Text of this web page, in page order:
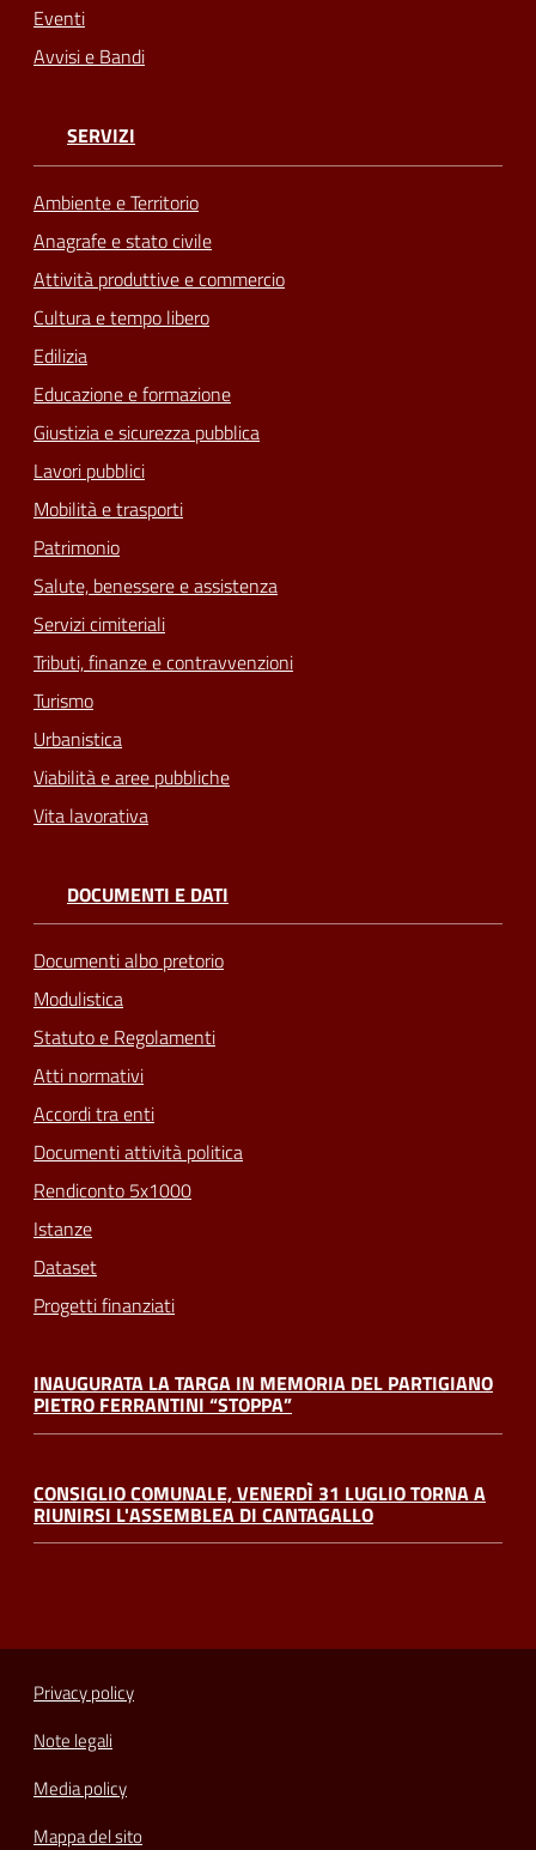
Eventi
Avvisi e Bandi
SERVIZI
Ambiente e Territorio
Anagrafe e stato civile
Attività produttive e commercio
Cultura e tempo libero
Edilizia
Educazione e formazione
Giustizia e sicurezza pubblica
Lavori pubblici
Mobilità e trasporti
Patrimonio
Salute, benessere e assistenza
Servizi cimiteriali
Tributi, finanze e contravvenzioni
Turismo
Urbanistica
Viabilità e aree pubbliche
Vita lavorativa
DOCUMENTI E DATI
Documenti albo pretorio
Modulistica
Statuto e Regolamenti
Atti normativi
Accordi tra enti
Documenti attività politica
Rendiconto 5x1000
Istanze
Dataset
Progetti finanziati
INAUGURATA LA TARGA IN MEMORIA DEL PARTIGIANO
PIETRO FERRANTINI “STOPPA”
CONSIGLIO COMUNALE, VENERDÌ 31 LUGLIO TORNA A
RIUNIRSI L'ASSEMBLEA DI CANTAGALLO
Privacy policy
Note legali
Media policy
Mappa del sito